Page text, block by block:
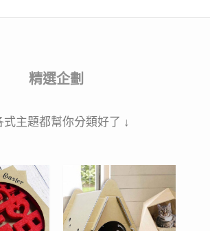
精選企劃
式主題都幫你分類好了 ↓